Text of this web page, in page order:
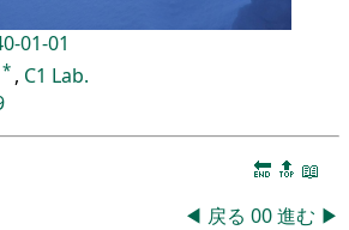
01-01
* , C1 Lab.
🔚 🔝 📖
◀ 戻る 00進む ▶